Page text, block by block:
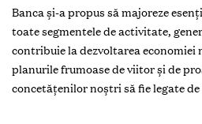
Banca și-a propus să majoreze
toate segmentele de activitate,
contribuie la dezvoltarea economiei
planurile frumoase de viitor şi de
concetățenilor noștri să fie legate